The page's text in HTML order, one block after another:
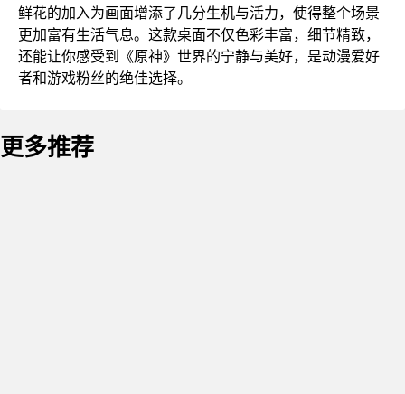
鲜花的加入为画面增添了几分生机与活力，使得整个场景
更加富有生活气息。这款桌面不仅色彩丰富，细节精致，
还能让你感受到《原神》世界的宁静与美好，是动漫爱好
者和游戏粉丝的绝佳选择。
更多推荐